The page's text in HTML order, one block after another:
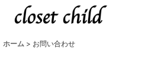
ホーム > お問い合わせ